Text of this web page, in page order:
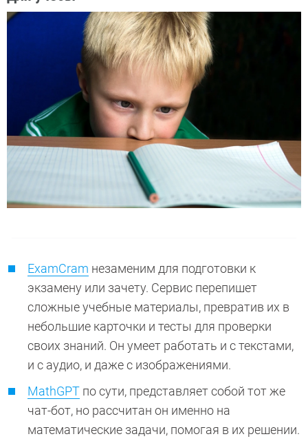
ExamCram незаменим для подготовки к
экзамену или зачету. Сервис перепишет
сложные учебные материалы, превратив их в
небольшие карточки и тесты для проверки
своих знаний. Он умеет работать и с текстами,
и с аудио, и даже с изображениями.
MathGPT по сути, представляет собой тот же
чат-бот, но рассчитан он именно на
математические задачи, помогая в их решении.